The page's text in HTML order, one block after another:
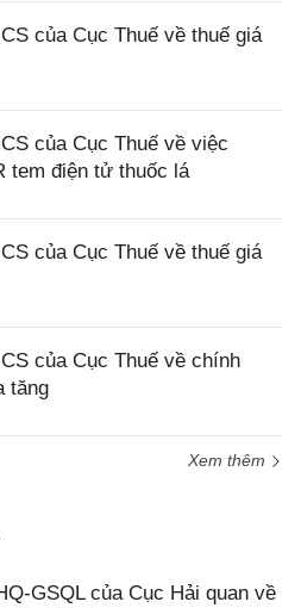
của Cục Thuế về thuế giá
của Cục Thuế về việc
tem điện tử thuốc lá
của Cục Thuế về thuế giá
của Cục Thuế về chính
tăng
Xem thêm
GSQL của Cục Hải quan về